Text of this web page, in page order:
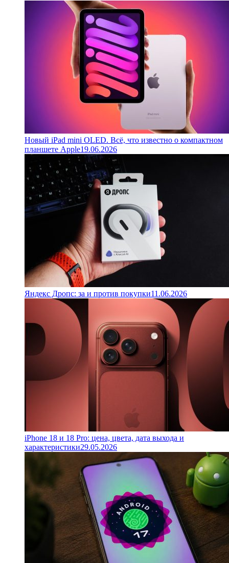
Новый iPad mini OLED. Всё, что известно о компактном
планшете Apple19.06.2026
Яндекс Дропс: за и против покупки11.06.2026
iPhone 18 и 18 Pro: цена, цвета, дата выхода и
характеристики29.05.2026